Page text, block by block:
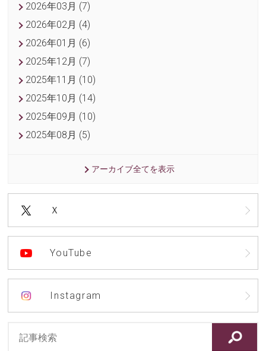
2026年03月 (7)
2026年02月 (4)
2026年01月 (6)
2025年12月 (7)
2025年11月 (10)
2025年10月 (14)
2025年09月 (10)
2025年08月 (5)
アーカイブ全てを表示
Ｘ
YouTube
Instagram